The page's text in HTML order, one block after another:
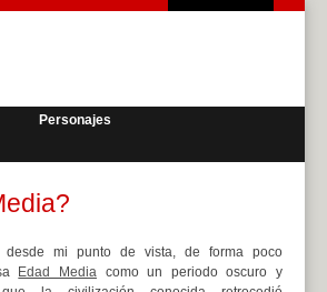
Personajes
desde mi punto de vista, de forma poco
Edad Mediacomo un periodo oscuro y